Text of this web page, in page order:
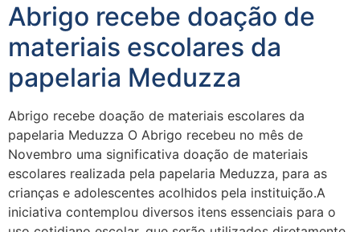
Abrigo recebe doação de
materiais escolares da
papelaria Meduzza
Abrigo recebe doação de materiais escolares da
papelaria Meduzza O Abrigo recebeu no mês de
Novembro uma significativa doação de materiais
escolares realizada pela papelaria Meduzza, para as
crianças e adolescentes acolhidos pela instituição.A
iniciativa contemplou diversos itens essenciais para o